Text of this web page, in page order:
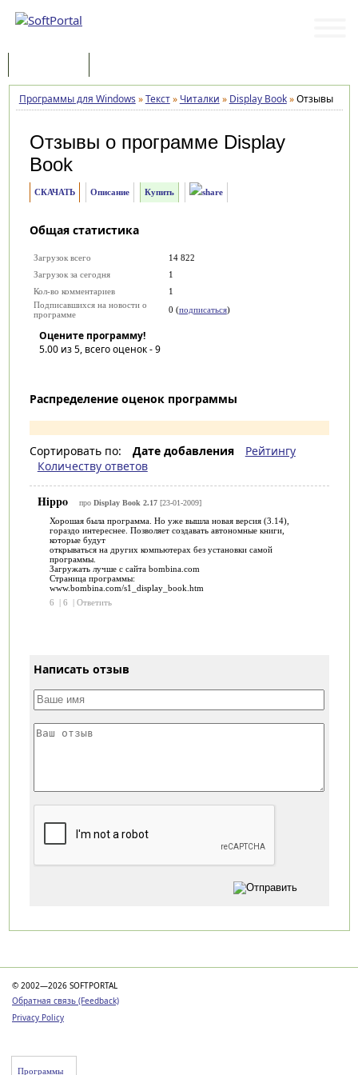
Программы для Windows »Текст» Читалки » Display Book»Отзывы
Отзывы о программе Display
Book
СКАЧАТЬ Описание Купить
Общая статистика
Загрузок всего
14 822
Загрузок за сегодня
1
Кол-во комментариев
1
Подписавшихся на новости о
программе
0 (подписаться)
Оцените программу!
5.00из 5, всего оценок -9
Распределение оценок программы
Сортировать по: Дате добавления
Рейтингу
Количеству ответов
Hippo про Display Book 2.17[23-01-2009]
Хорошая была программа. Но уже вышла новая версия (3.14),
гораздо интереснее. Позволяет создавать автономные книги,
которые будут
открываться на других компьютерах без установки самой
программы.
Загружать лучше с сайта bombina.com
Страница программы:
www.bombina.com/s1_display_book.htm
6
| 6 | Ответить
Написать отзыв
© 2002—2026 SOFTPORTAL
Обратная связь (Feedback)
Privacy Policy
Программы